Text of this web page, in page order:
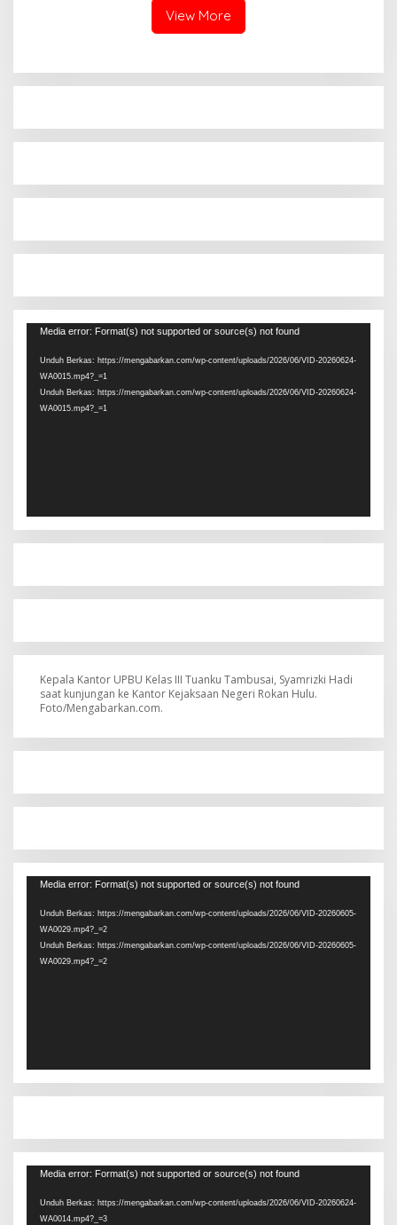
View More
Pemutar
Media error: Format(s) not supported or source(s) not found
Unduh Berkas: https://mengabarkan.com/wp-content/uploads/2026/06/VID-20260624-
WA0015.mp4?_=1
Unduh Berkas: https://mengabarkan.com/wp-content/uploads/2026/06/VID-20260624-
WA0015.mp4?_=1
Kepala Kantor UPBU Kelas III Tuanku Tambusai, Syamrizki Hadi
saat kunjungan ke Kantor Kejaksaan Negeri Rokan Hulu.
Foto/Mengabarkan.com.
Pemutar
Media error: Format(s) not supported or source(s) not found
Unduh Berkas: https://mengabarkan.com/wp-content/uploads/2026/06/VID-20260605-
WA0029.mp4?_=2
Unduh Berkas: https://mengabarkan.com/wp-content/uploads/2026/06/VID-20260605-
WA0029.mp4?_=2
Pemutar
Media error: Format(s) not supported or source(s) not found
Unduh Berkas: https://mengabarkan.com/wp-content/uploads/2026/06/VID-20260624-
WA0014.mp4?_=3